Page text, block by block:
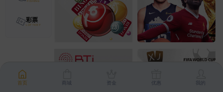
彩票
首页 商城 资金 优惠 我的